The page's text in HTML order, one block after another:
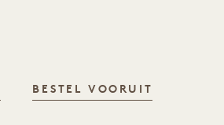
NEIGHBORS
BESTEL VOORUIT